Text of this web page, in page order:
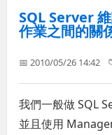
SQL Server
作業之間的關
📅 2010/05/26 14:42
我們一般做 SQL
並且使用